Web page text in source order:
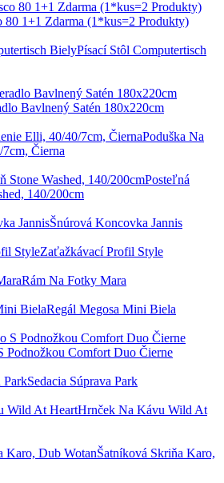
80 1+1 Zdarma (1*kus=2 Produkty)
Písací Stôl Computertisch
Bavlnený Satén 180x220cm
Poduška Na
Čierna
Posteľná
140/200cm
Šnúrová Koncovka Jannis
Zaťažkávací Profil Style
Rám Na Fotky Mara
Regál Megosa Mini Biela
Podnožkou Comfort Duo Čierne
Sedacia Súprava Park
Hrnček Na Kávu Wild At
Šatníková Skriňa Karo,